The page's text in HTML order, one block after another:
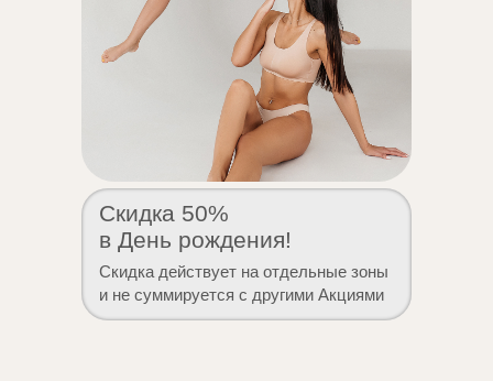
Скидка действует на отдельные зоны
и не суммируется с другими Акциями
Скидка 50%
в День рождения!